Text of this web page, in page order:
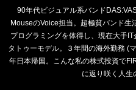
90年代ビジュアル系バンド
MouseのVoice担当。超極貧バンド生
プログラミングを体得し、現在大手
タトゥーモデル。３年間の海外勤務 (
年日本帰国。こんな私の株式投資で
に返り咲く人生